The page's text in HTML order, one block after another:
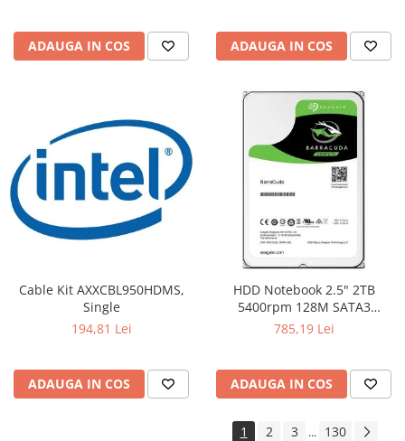
ADAUGA IN COS ADAUGA IN COS
Cable Kit AXXCBL950HDMS,
Single
194,81 Lei
ADAUGA IN COS
HDD Notebook 2.5" 2TB
5400rpm 128M SATA3
SEAGATE
785,19 Lei
ADAUGA IN COS
1 2 3 ... 130